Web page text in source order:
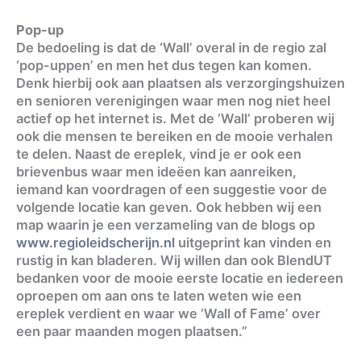
Pop-up
De bedoeling is dat de ‘Wall’ overal in de regio zal
‘pop-uppen’ en men het dus tegen kan komen.
Denk hierbij ook aan plaatsen als verzorgingshuizen
en senioren verenigingen waar men nog niet heel
actief op het internet is. Met de ‘Wall’ proberen wij
ook die mensen te bereiken en de mooie verhalen
te delen. Naast de ereplek, vind je er ook een
brievenbus waar men ideëen kan aanreiken,
iemand kan voordragen of een suggestie voor de
volgende locatie kan geven. Ook hebben wij een
map waarin je een verzameling van de blogs op
www.regioleidscherijn.nl uitgeprint kan vinden en
rustig in kan bladeren. Wij willen dan ook BlendUT
bedanken voor de mooie eerste locatie en iedereen
oproepen om aan ons te laten weten wie een
ereplek verdient en waar we ‘Wall of Fame’ over
een paar maanden mogen plaatsen.”